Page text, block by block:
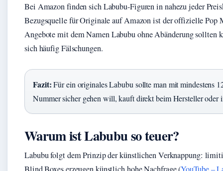
Bei Amazon finden sich Labubu-Figuren in nahezu jeder
Bezugsquelle für Originale auf Amazon ist der offizielle Pop
Angebote mit dem Namen Labubu ohne Abänderung sollten
sich häufig Fälschungen.
Fazit:Für ein originales Labubu sollte man mit mindestens
Nummer sicher gehen will, kauft direkt beim Hersteller oder
Warum ist Labubu so teuer?
Labubu folgt dem Prinzip der künstlichen Verknappung: